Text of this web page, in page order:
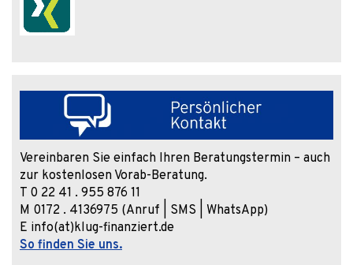
Vereinbaren Sie einfach Ihren Beratungstermin – auch
zur kostenlosen Vorab-Beratung.
T 0 22 41 . 955 876 11
M 0172 . 4136975 (Anruf | SMS | WhatsApp)
E info(at)klug-finanziert.de
So finden Sie uns.